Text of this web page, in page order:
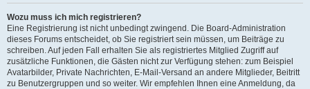
Wozu muss ich mich registrieren?
Eine Registrierung ist nicht unbedingt zwingend. Die Board-Administration
dieses Forums entscheidet, ob Sie registriert sein müssen, um Beiträge zu
schreiben. Auf jeden Fall erhalten Sie als registriertes Mitglied Zugriff auf
zusätzliche Funktionen, die Gästen nicht zur Verfügung stehen: zum Beispiel
Avatarbilder, Private Nachrichten, E-Mail-Versand an andere Mitglieder, Beitritt
zu Benutzergruppen und so weiter. Wir empfehlen Ihnen eine Anmeldung, da